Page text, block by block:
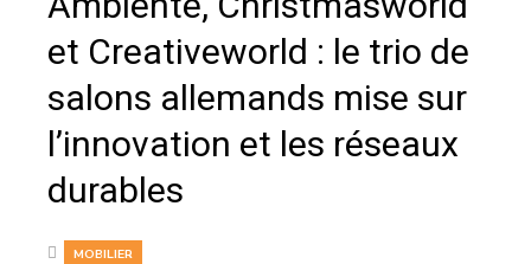
et Creativeworld : le trio de
salons allemands mise sur
l’innovation et les réseaux
durables
MOBILIER